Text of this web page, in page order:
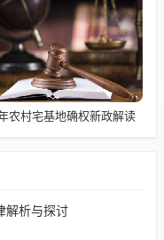
农村宅基地确权新政解读
解析与探讨